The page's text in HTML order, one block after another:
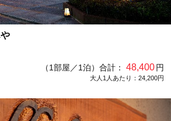
（1部屋／1泊）合計： 48,400円
大人1人あたり：24,200円